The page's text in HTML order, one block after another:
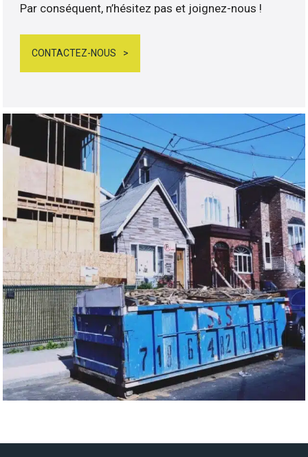
Par conséquent, n’hésitez pas et joignez-nous !
CONTACTEZ-NOUS